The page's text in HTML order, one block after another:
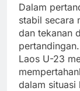
Dalam
stabil secara
dan tekanan
Laos U-23
dalam situasi